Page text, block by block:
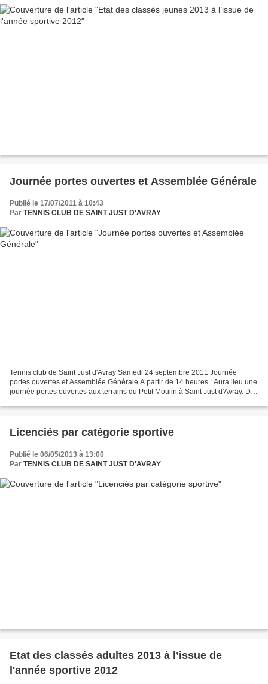
Journée portes ouvertes et Assemblée Générale
Publié le 17/07/2011 à 10:43
Par TENNIS CLUB DE SAINT JUST D'AVRAY
Tennis club de Saint Just d'Avray Samedi 24 septembre 2011 Journée
portes ouvertes et Assemblée Générale A partir de 14 heures : Aura lieu une
journée portes ouvertes aux terrains du Petit Moulin à Saint Just d'Avray. Des
Licenciés par catégorie sportive
Publié le 06/05/2013 à 13:00
Par TENNIS CLUB DE SAINT JUST D'AVRAY
Etat des classés adultes 2013 à l’issue de
l'année sportive 2012